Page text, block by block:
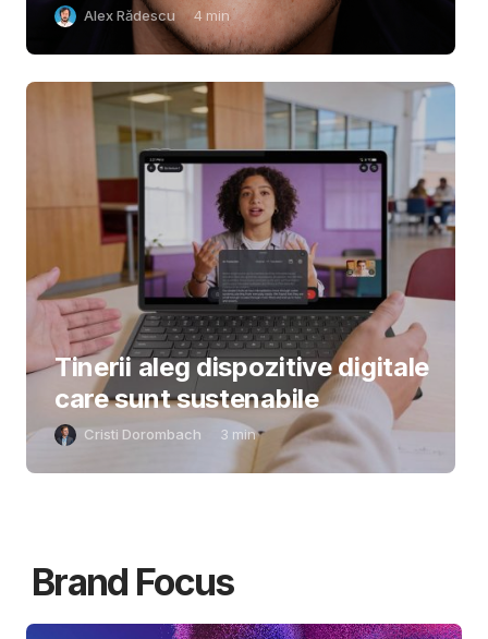
Alex Rădescu 4 min
Tinerii aleg dispozitive digitale
care sunt sustenabile
Cristi Dorombach 3 min
Brand Focus